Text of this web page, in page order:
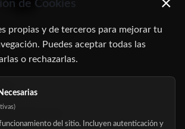
28016 Madrid
26
de Cookies
propias y de terceros para mejorar tu
Puedes aceptar todas las
o rechazarlas.
del sitio. Incluyen autenticación y